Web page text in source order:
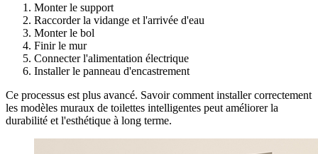
Monter le support
Raccorder la vidange et l'arrivée d'eau
Monter le bol
Finir le mur
Connecter l'alimentation électrique
Installer le panneau d'encastrement
Ce processus est plus avancé. Savoir comment installer correctement
les modèles muraux de toilettes intelligentes peut améliorer la
durabilité et l'esthétique à long terme.